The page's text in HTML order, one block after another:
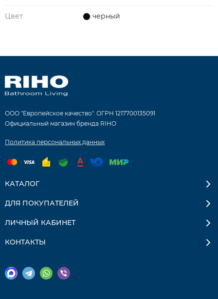
Цвет черный
ООО "Европейское качество". ОГРН 1217700135091
Официальный магазин бренда RIHO
Политика персональных данных
КАТАЛОГ
ДЛЯ ПОКУПАТЕЛЕЙ
ЛИЧНЫЙ КАБИНЕТ
КОНТАКТЫ